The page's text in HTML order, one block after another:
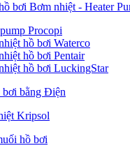
bơi Bơm nhiệt - Heater
Procopi
hồ bơi Waterco
hồ bơi Pentair
hồ bơi LuckingStar
bơi bằng Điện
Kripsol
hồ bơi